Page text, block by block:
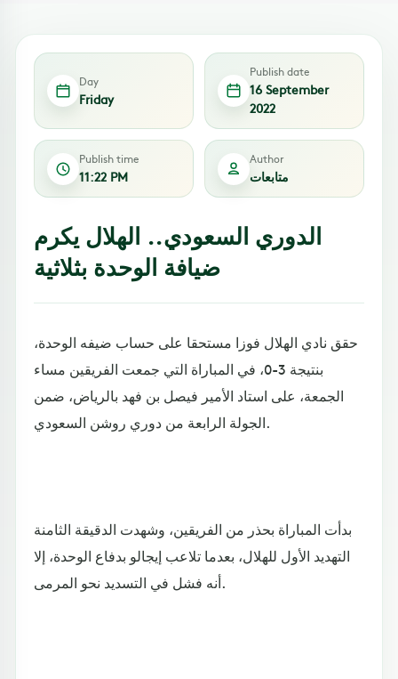
Day
Friday
Publish date
16 September
2022
Publish time
11:22 PM
Author
متابعات
الدوري السعودي.. الهلال يكرم
ضيافة الوحدة بثلاثية
حقق نادي الهلال فوزا مستحقا على حساب ضيفه الوحدة،
بنتيجة 3-0، في المباراة التي جمعت الفريقين مساء
الجمعة، على استاد الأمير فيصل بن فهد بالرياض، ضمن
الجولة الرابعة من دوري روشن السعودي.
بدأت المباراة بحذر من الفريقين، وشهدت الدقيقة الثامنة
التهديد الأول للهلال، بعدما تلاعب إيجالو بدفاع الوحدة، إلا
أنه فشل في التسديد نحو المرمى.